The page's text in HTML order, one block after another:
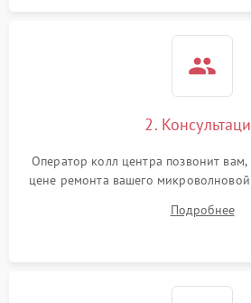
2.
Оператор колл центра позвонит вам,
цене ремонта вашего
Подробнее